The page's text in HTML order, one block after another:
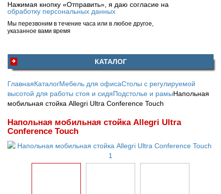
Нажимая кнопку «Отправить», я даю согласие на
обработку персональных данных
Мы перезвоним в течение часа или в любое другое,
указанное вами время
КАТАЛОГ
ГлавнаяКаталогМебель для офисаСтолы с регулируемой
высотой для работы стоя и сидяПодстолье и рамыНапольная
мобильная стойка Allegri Ultra Conference Touch
Напольная мобильная стойка Allegri Ultra
Conference Touch